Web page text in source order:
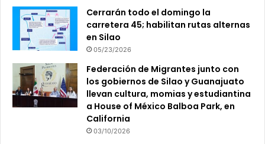
Cerrarán todo el domingo la
carretera 45; habilitan rutas alternas
en Silao
05/23/2026
Federación de Migrantes junto con
los gobiernos de Silao y Guanajuato
llevan cultura, momias y estudiantina
a House of México Balboa Park, en
California
03/10/2026